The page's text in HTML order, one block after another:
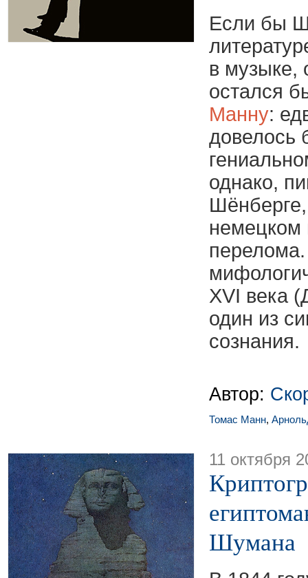
Если бы
в музыке,
остался
Манну:
довелось
однако,
немецком
XVI века
один из
сознания.
Автор:
Томас Манн,
11 октября
Шумана